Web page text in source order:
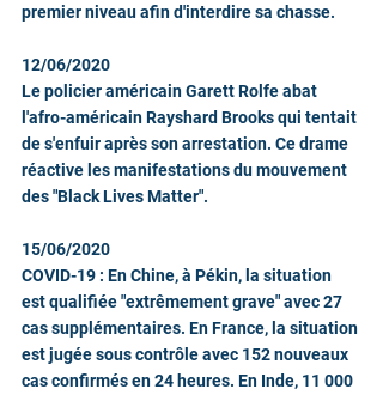
premier niveau afin d'interdire sa chasse.
12/06/2020
Le policier américain Garett Rolfe abat
l'afro-américain Rayshard Brooks qui tentait
de s'enfuir après son arrestation. Ce drame
réactive les manifestations du mouvement
des "Black Lives Matter".
15/06/2020
COVID-19 : En Chine, à Pékin, la situation
est qualifiée "extrêmement grave" avec 27
cas supplémentaires. En France, la situation
est jugée sous contrôle avec 152 nouveaux
cas confirmés en 24 heures. En Inde, 11 000